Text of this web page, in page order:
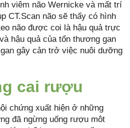
viêm não Wernicke và mất trí
CT.Scan não sẽ thấy có hình
não được coi là hậu quả trực
hậu quả của tổn thương gan
gây cản trở việc nuôi dưỡng
cai rượu
chứng xuất hiện ở những
đã ngừng uống rượu môt